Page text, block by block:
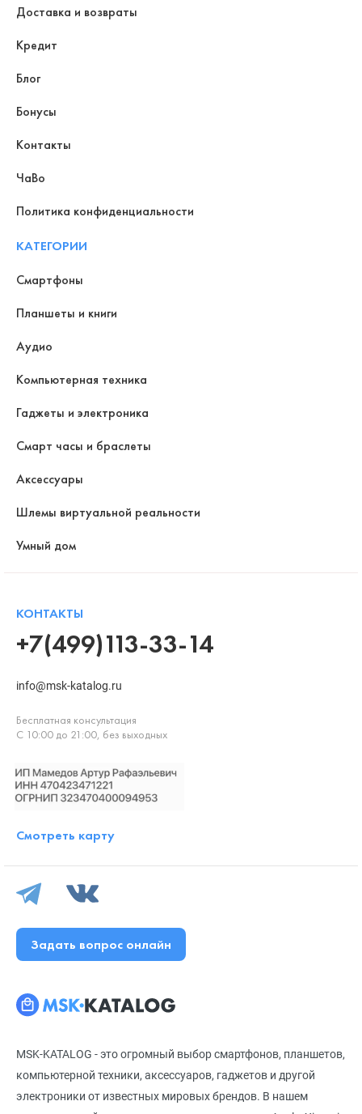
MSK-KATALOG - это огромный выбор смартфонов, планшетов,
компьютерной техники, аксессуаров, гаджетов и другой
электроники от известных мировых брендов. В нашем
Доставка и возвраты
Кредит
Блог
Бонусы
Контакты
ЧаВо
Политика конфиденциальности
КАТЕГОРИИ
Смартфоны
Планшеты и книги
Аудио
Компьютерная техника
Гаджеты и электроника
Смарт часы и браслеты
Аксессуары
Шлемы виртуальной реальности
Умный дом
КОНТАКТЫ
+7(499)113-33-14
info@msk-katalog.ru
Бесплатная консультация
С 10:00 до 21:00, без выходных
Смотреть карту
Задать вопрос онлайн